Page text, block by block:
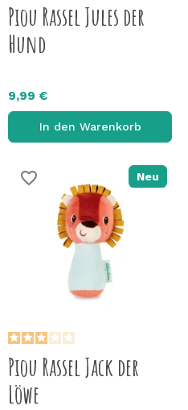
Piou Rassel Jules der
Hund
9,99 €
In den Warenkorb
Neu
favorite_border
Piou Rassel Jack der
Löwe